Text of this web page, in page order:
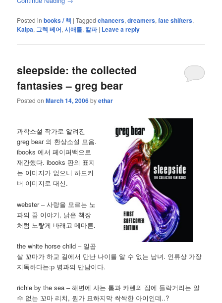
Posted in books / 책 |Tagged chancers,dreamers,fate shifters,
Kalpa, 그렉 베어,시애틀, 칼파 | Leave a reply
sleepside: the collected
fantasies – greg bear
Posted onMarch 14, 2006byethar
과학소설 작가로 알려진
greg bear 의 환상소설 모음.
ibooks 에서 페이퍼백으로
재간했다. ibooks 판의 표지
는 이미지가 없으니 하드커
버 이미지로 대신.
webster – 사랑을 모르는 노
파의 꿈 이야기, 낡은 책장
처럼 노랗게 바래고 메마른.
the white horse child – 일곱
살 꼬마가 하교 길에서 만난 나이를 알 수 없는 남녀. 인류상 가장
지독하다는:p 병과의 만남이다.
richie by the sea – 해변에 사는 톰과 카렌의 집에 들락거리는 알
수 없는 꼬마 리치, 뭔가 묘하지막 싹싹한 아이인데..?